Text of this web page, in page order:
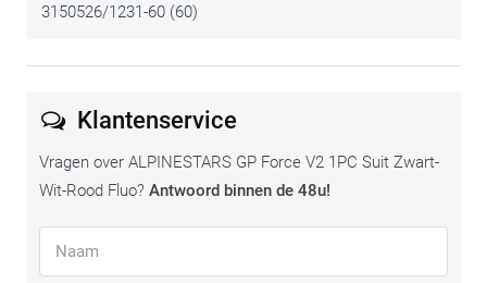
3150526/1231-60 (60)
Klantenservice
Vragen over ALPINESTARS GP Force V2 1PC Suit Zwart-
Wit-Rood Fluo? Antwoord binnen de 48u!